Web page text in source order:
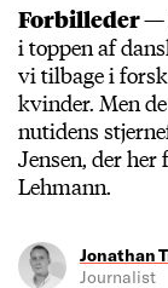
Forbilleder —
i toppen af
vi tilbage i
kvinder. Men
nutidens
Jensen, der
Lehmann.
Jonathan
Journalist